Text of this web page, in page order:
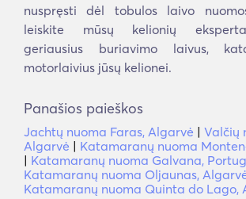
nuspręsti dėl tobulos laivo
leiskite mūsų kelionių
geriausius buriavimo laivus,
motorlaivius jūsų kelionei.
Panašios paieškos
Jachtų nuoma Faras, Algarvė | Valčių
Algarvė | Katamaranų nuoma
| Katamaranų nuoma Galvana,
Katamaranų nuoma Oljaunas,
Katamaranų nuoma Quinta do Lago,